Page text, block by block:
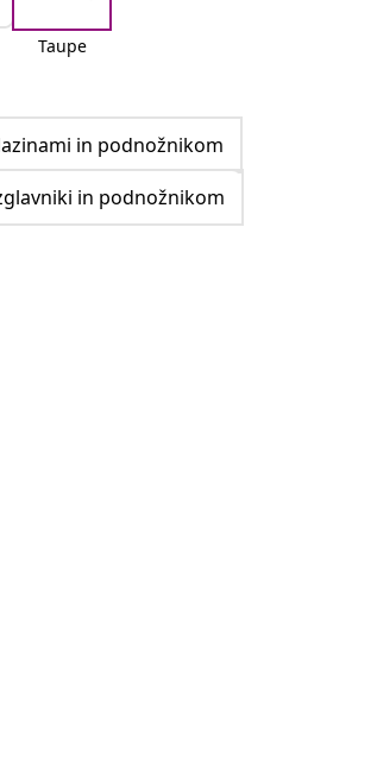
Taupe
in podnožnikom
in podnožnikom